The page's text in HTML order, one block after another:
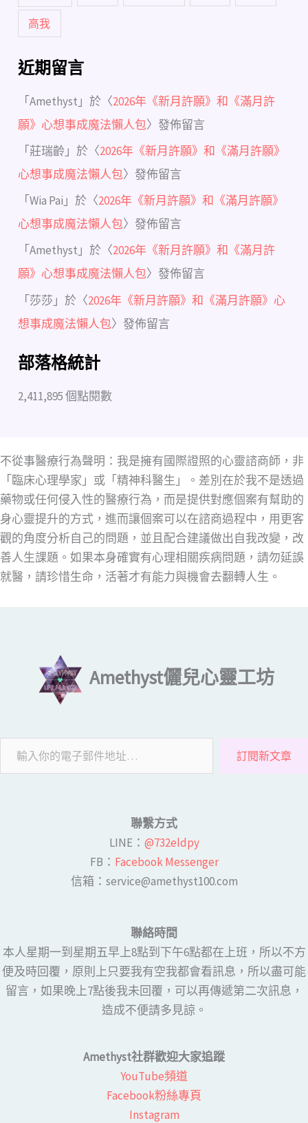
高我
近期留言
「Amethyst 」於〈2026年《新月許願》和《滿月許
願》心想事成魔法懶人包〉發佈留言
「莊瑞齡 」於〈2026年《新月許願》和《滿月許願》
心想事成魔法懶人包〉發佈留言
「Wia Pai 」於〈2026年《新月許願》和《滿月許願》
心想事成魔法懶人包〉發佈留言
「Amethyst 」於〈2026年《新月許願》和《滿月許
願》心想事成魔法懶人包〉發佈留言
「 莎莎 」於〈2026年《新月許願》和《滿月許願》心
想事成魔法懶人包〉發佈留言
部落格統計
2,411,895 個點閱數
不從事醫療行為聲明：我是擁有國際證照的心靈諮商師，非
「臨床心理學家」或「精神科醫生」。差別在於我不是透過
藥物或任何侵入性的醫療行為，而是提供對應個案有幫助的
身心靈提升的方式，進而讓個案可以在諮商過程中，用更客
觀的角度分析自己的問題，並且配合建議做出自我改變，改
善人生課題。如果本身確實有心理相關疾病問題，請勿延誤
就醫，請珍惜生命，活著才有能力與機會去翻轉人生。
Amethyst儷兒心靈工坊
訂閱新文章
聯繫方式
LINE​： @732eldpy
FB：​ Facebook Messenger
​​信箱：service@amethyst100.com
聯絡時間
本人星期一到星期五早上8點到下午6點都在上班，所以不方
便及時回覆，原則上只要我有空我都會看訊息，所以盡可能
留言，如果晚上7點後我未回覆，可以再傳遞第二次訊息，
造成不便請多見諒。
Amethyst社群歡迎大家追蹤
YouTube頻道
Facebook粉絲專頁​
Instagram